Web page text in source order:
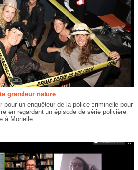
grandeur nature
pour un enquêteur de la police criminelle pour
en regardant un épisode de série policière
à Mortelle...